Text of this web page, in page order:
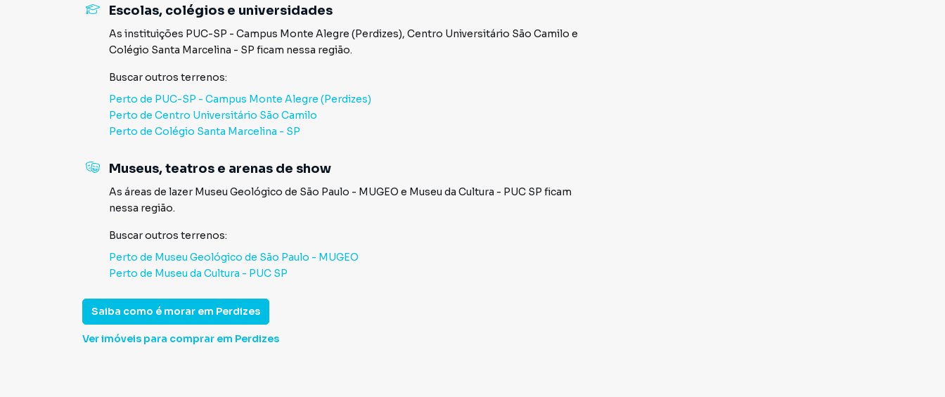
Escolas, colégios e universidades
As instituições PUC-SP - Campus Monte Alegre (Perdizes), Centro Universitário São Camilo e
Colégio Santa Marcelina - SP ficam nessa região.
Buscar outros terrenos:
Perto de PUC-SP - Campus Monte Alegre (Perdizes)
Perto de Centro Universitário São Camilo
Perto de Colégio Santa Marcelina - SP
Museus, teatros e arenas de show
As áreas de lazer Museu Geológico de São Paulo - MUGEO e Museu da Cultura - PUC SP ficam
nessa região.
Buscar outros terrenos:
Perto de Museu Geológico de São Paulo - MUGEO
Perto de Museu da Cultura - PUC SP
Saiba como é morar em Perdizes
Ver imóveis para comprar em Perdizes